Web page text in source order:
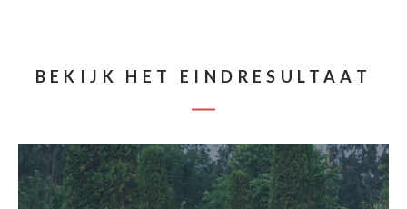
BEKIJK HET EINDRESULTAAT